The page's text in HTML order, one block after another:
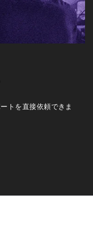
トを直接依頼できま